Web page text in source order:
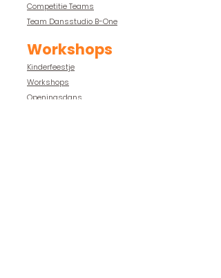
Competitie Teams
Team Dansstudio B-One
Workshops
Kinderfeestje
Workshops
Openingsdans